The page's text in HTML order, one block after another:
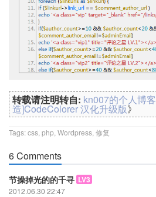
转载请注明转自: kn007的个人博客
造]CodeColorer 汉化升级版》
Tags:css php Wordpress 修复
6 Comments
节操掉光的的千寻 LV3
2012.06.30 22:47